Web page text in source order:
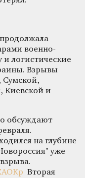
военно-
логистические
Взрывы
Сумской,
Киевской и
обсуждают
на глубине
уже
Вторая